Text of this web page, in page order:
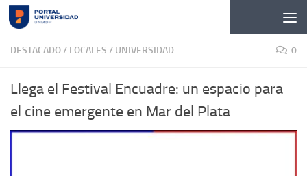
Skip to content
DESTACADO/ LOCALES / UNIVERSIDAD 0
Llega el Festival Encuadre: un espacio para
el cine emergente en Mar del Plata